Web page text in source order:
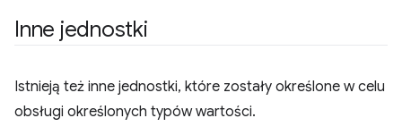
Inne jednostki
Istnieją też inne jednostki, które zostały określone w celu
obsługi określonych typów wartości.